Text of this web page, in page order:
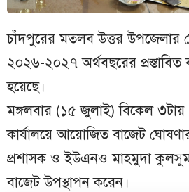
চাঁদপুরের মতলব উত্তর উপজেলার
২০২৬-২০২৭ অর্থবছরের প্রস্তাবিত
হয়েছে।
মঙ্গলবার (১৫ জুলাই) বিকেল
কার্যালয়ে আয়োজিত বাজেট
প্রশাসক ও ইউএনও মাহমুদা কুলসুম
বাজেট উপস্থাপন করেন।